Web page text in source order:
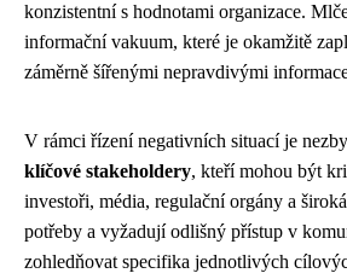
konzistentní s hodnotami organizace.
informační vakuum, které je okamžitě
záměrně šířenými nepravdivými
V rámci řízení negativních situací je
klíčové stakeholdery, kteří mohou být
investoři, média, regulační orgány a
potřeby a vyžadují odlišný přístup v
zohledňovat specifika jednotlivých